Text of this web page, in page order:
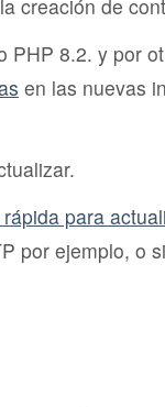
creación de
PHP 8.2. y por
en las nuevas
para
por ejemplo, o